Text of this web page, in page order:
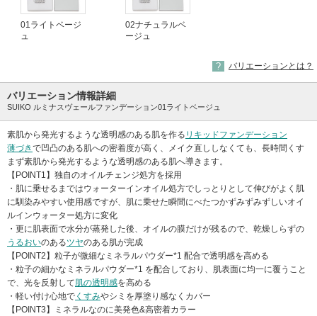
01ライトベージ
ュ
02ナチュラルベ
ージュ
バリエーションとは？
バリエーション情報詳細
SUIKO ルミナスヴェールファンデーション01ライトベージュ
素肌から発光するような透明感のある肌を作る リキッドファンデーション
薄づきで凹凸のある肌への密着度が高く、メイク直ししなくても、長時間くす
まず素肌から発光するような透明感のある肌へ導きます。
【POINT1】独自のオイルチェンジ処方を採用
・肌に乗せるまではウォーターインオイル処方でしっとりとして伸びがよく肌
に馴染みやすい使用感ですが、肌に乗せた瞬間にべたつかずみずみずしいオイ
ルインウォーター処方に変化
・更に肌表面で水分が蒸発した後、オイルの膜だけが残るので、乾燥しらずの
うるおいのあるツヤのある肌が完成
【POINT2】粒子が微細なミネラルパウダー*1 配合で透明感を高める
・粒子の細かなミネラルパウダー*1 を配合しており、肌表面に均一に覆うこと
で、光を反射して肌の透明感を高める
・軽い付け心地で くすみやシミを厚塗り感なくカバー
【POINT3】ミネラルなのに美発色&高密着カラー